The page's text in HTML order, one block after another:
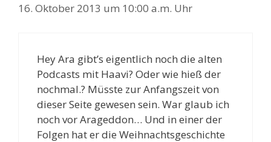
16. Oktober 2013 um 10:00 a.m. Uhr
Hey Ara gibt’s eigentlich noch die alten
Podcasts mit Haavi? Oder wie hieß der
nochmal.? Müsste zur Anfangszeit von
dieser Seite gewesen sein. War glaub ich
noch vor Arageddon… Und in einer der
Folgen hat er die Weihnachtsgeschichte